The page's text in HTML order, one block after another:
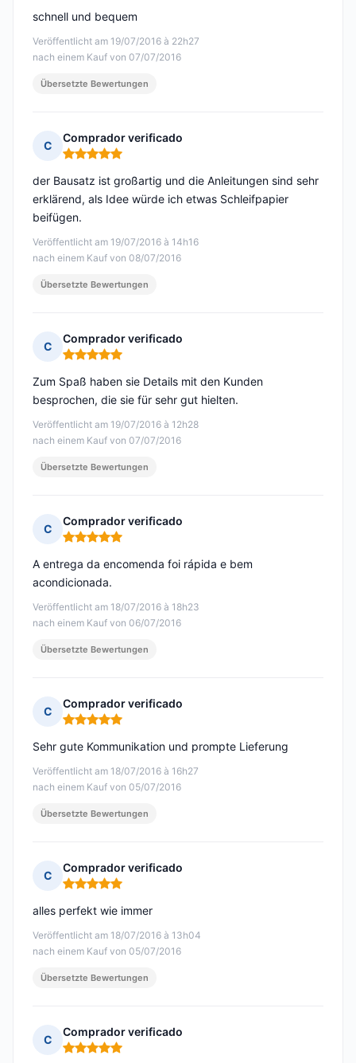
Veröffentlicht am 19/07/2016 à 22h27
nach einem Kauf von 07/07/2016
schnell und bequem
Übersetzte Bewertungen
C
Comprador verificado
Hinweis: 5 von 5
Veröffentlicht am 19/07/2016 à 14h16
nach einem Kauf von 08/07/2016
der Bausatz ist großartig und die Anleitungen sind sehr
erklärend, als Idee würde ich etwas Schleifpapier
beifügen.
Übersetzte Bewertungen
C
Comprador verificado
Hinweis: 5 von 5
Veröffentlicht am 19/07/2016 à 12h28
nach einem Kauf von 07/07/2016
Zum Spaß haben sie Details mit den Kunden
besprochen, die sie für sehr gut hielten.
Übersetzte Bewertungen
C
Comprador verificado
Hinweis: 5 von 5
Veröffentlicht am 18/07/2016 à 18h23
nach einem Kauf von 06/07/2016
A entrega da encomenda foi rápida e bem
acondicionada.
Übersetzte Bewertungen
C
Comprador verificado
Hinweis: 5 von 5
Veröffentlicht am 18/07/2016 à 16h27
nach einem Kauf von 05/07/2016
Sehr gute Kommunikation und prompte Lieferung
Übersetzte Bewertungen
C
Comprador verificado
Hinweis: 5 von 5
Veröffentlicht am 18/07/2016 à 13h04
nach einem Kauf von 05/07/2016
alles perfekt wie immer
Übersetzte Bewertungen
C
Comprador verificado
Hinweis: 5 von 5